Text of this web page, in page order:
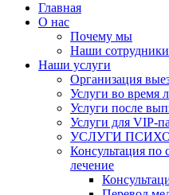
Главная
О нас
Почему мы
Наши сотрудники
Наши услуги
Организация
Услуги во время
Услуги после
Услуги для VIP-
УСЛУГИ
Консультация по
лечение